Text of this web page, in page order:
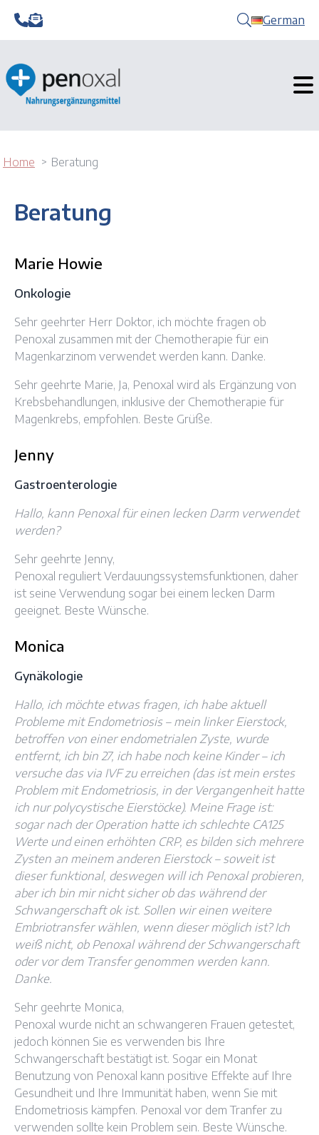
German
Home Beratung
Beratung
Marie Howie
Onkologie
Sehr geehrter Herr Doktor, ich möchte fragen ob
Penoxal zusammen mit der Chemotherapie für ein
Magenkarzinom verwendet werden kann. Danke.
Sehr geehrte Marie, Ja, Penoxal wird als Ergänzung von
Krebsbehandlungen, inklusive der Chemotherapie für
Magenkrebs, empfohlen. Beste Grüße.
Jenny
Gastroenterologie
Hallo, kann Penoxal für einen lecken Darm verwendet
werden?
Sehr geehrte Jenny,
Penoxal reguliert Verdauungssystemsfunktionen, daher
ist seine Verwendung sogar bei einem lecken Darm
geeignet. Beste Wünsche.
Monica
Gynäkologie
Hallo, ich möchte etwas fragen, ich habe aktuell
Probleme mit Endometriosis – mein linker Eierstock,
betroffen von einer endometrialen Zyste, wurde
entfernt, ich bin 27, ich habe noch keine Kinder – ich
versuche das via IVF zu erreichen (das ist mein erstes
Problem mit Endometriosis, in der Vergangenheit hatte
ich nur polycystische Eierstöcke). Meine Frage ist:
sogar nach der Operation hatte ich schlechte CA125
Werte und einen erhöhten CRP, es bilden sich mehrere
Zysten an meinem anderen Eierstock – soweit ist
dieser funktional, deswegen will ich Penoxal probieren,
aber ich bin mir nicht sicher ob das während der
Schwangerschaft ok ist. Sollen wir einen weitere
Embriotransfer wählen, wenn dieser möglich ist? Ich
weiß nicht, ob Penoxal während der Schwangerschaft
oder vor dem Transfer genommen werden kann.
Danke.
Sehr geehrte Monica,
Penoxal wurde nicht an schwangeren Frauen getestet,
jedoch können Sie es verwenden bis Ihre
Schwangerschaft bestätigt ist. Sogar ein Monat
Benutzung von Penoxal kann positive Effekte auf Ihre
Gesundheit und Ihre Immunität haben, wenn Sie mit
Endometriosis kämpfen. Penoxal vor dem Tranfer zu
verwenden sollte kein Problem sein. Beste Wünsche.